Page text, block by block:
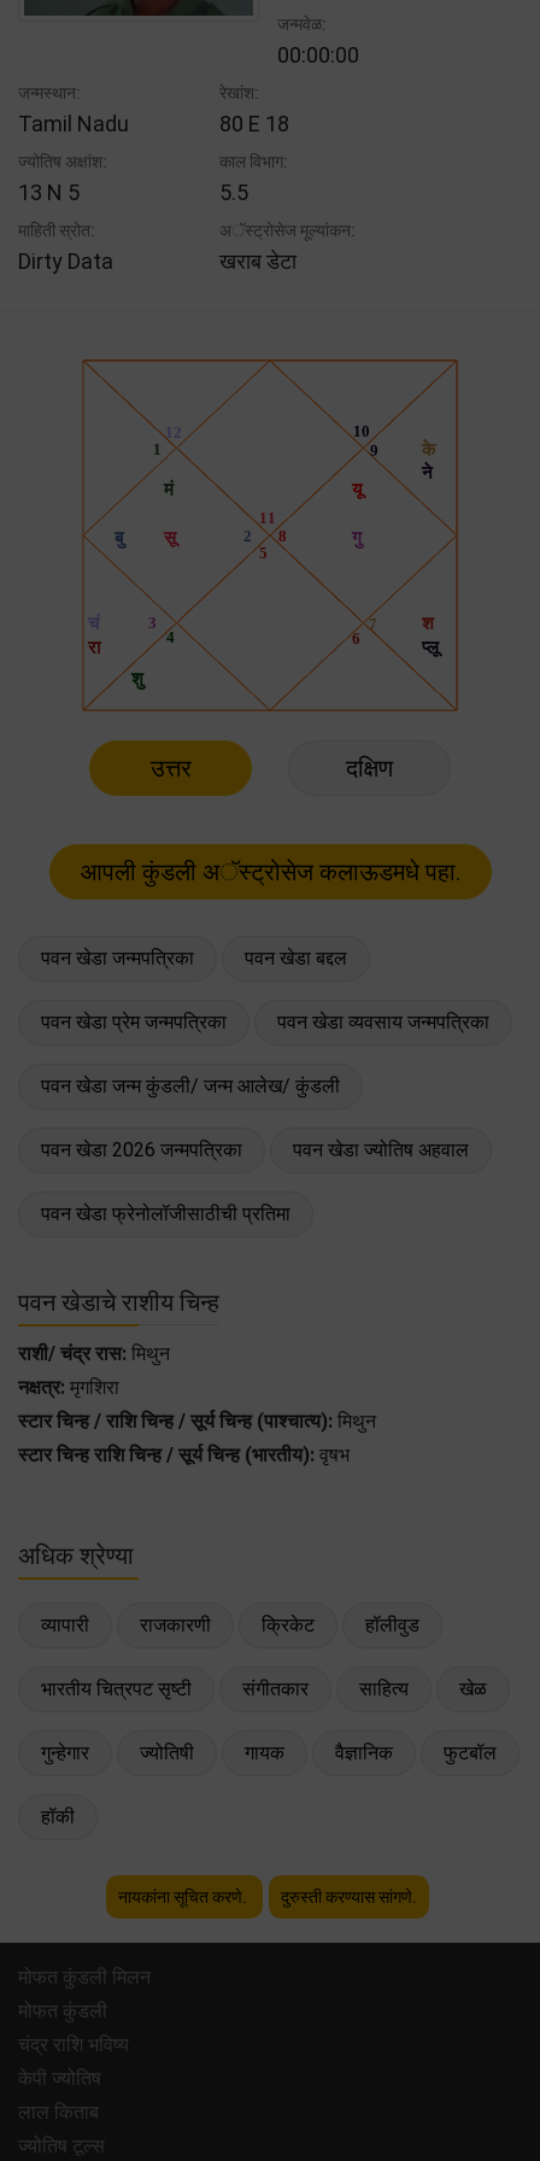
जन्मवेळ:
00:00:00
जन्मस्थान:
Tamil Nadu
रेखांश:
80 E 18
ज्योतिष अक्षांश:
13 N 5
काल विभाग:
5.5
माहिती स्रोत:
Dirty Data
अॅस्ट्रोसेज मूल्यांकन:
खराब डेटा
उत्तर दक्षिण
पवन खेडा जन्मपत्रिका पवन खेडा बद्दल
पवन खेडा प्रेम जन्मपत्रिका पवन खेडा व्यवसाय जन्मपत्रिका
पवन खेडा जन्म कुंडली/ जन्म आलेख/ कुंडली
पवन खेडा 2026 जन्मपत्रिका पवन खेडा ज्योतिष अहवाल
पवन खेडा फ्रेनोलॉजीसाठीची प्रतिमा
पवन खेडाचे राशीय चिन्ह
राशी/ चंद्र रास: मिथुन
नक्षत्र: मृगशिरा
स्टार चिन्ह / राशि चिन्ह / सूर्य चिन्ह (पाश्चात्य): मिथुन
स्टार चिन्ह राशि चिन्ह / सूर्य चिन्ह (भारतीय): वृषभ
अधिक श्रेण्या
व्यापारी राजकारणी क्रिकेट हॉलीवुड
भारतीय चित्रपट सृष्टी संगीतकार साहित्य खेळ
गुन्हेगार ज्योतिषी गायक वैज्ञानिक फुटबॉल
हॉकी
नायकांना सूचित करणे. दुरुस्ती करण्यास सांगणे.
मोफत कुंडली मिलन
मोफत कुंडली
चंद्र राशि भविष्य
केपी ज्योतिष
लाल किताब
ज्योतिष टूल्स